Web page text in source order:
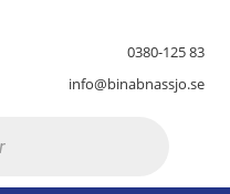
0380-125 83
info@binabnassjo.se